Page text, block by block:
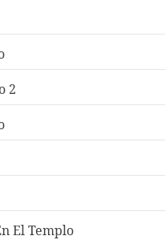
2
El Templo